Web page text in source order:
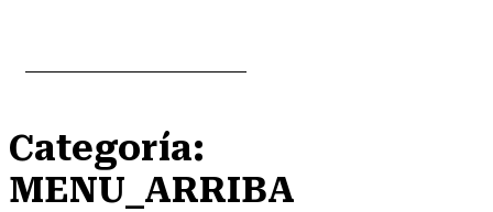
Categoría:
MENU_ARRIBA